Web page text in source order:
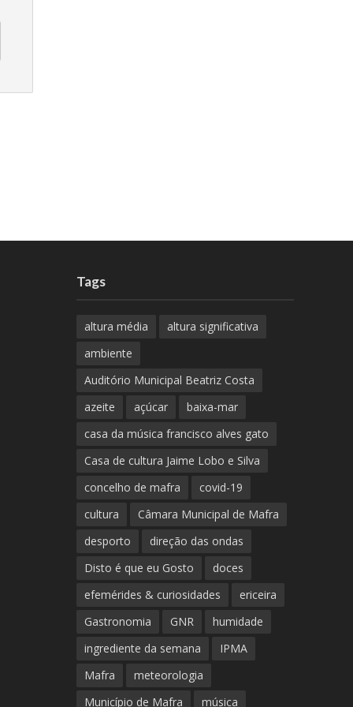
Tags
altura média
altura significativa
ambiente
Auditório Municipal Beatriz Costa
azeite
açúcar
baixa-mar
casa da música francisco alves gato
Casa de cultura Jaime Lobo e Silva
concelho de mafra
covid-19
cultura
Câmara Municipal de Mafra
desporto
direção das ondas
Disto é que eu Gosto
doces
efemérides & curiosidades
ericeira
Gastronomia
GNR
humidade
ingrediente da semana
IPMA
Mafra
meteorologia
Município de Mafra
música